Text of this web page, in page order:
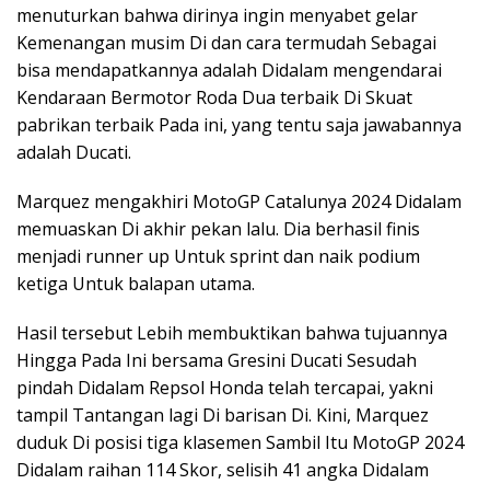
menuturkan bahwa dirinya ingin menyabet gelar
Kemenangan musim Di dan cara termudah Sebagai
bisa mendapatkannya adalah Didalam mengendarai
Kendaraan Bermotor Roda Dua terbaik Di Skuat
pabrikan terbaik Pada ini, yang tentu saja jawabannya
adalah Ducati.
Marquez mengakhiri MotoGP Catalunya 2024 Didalam
memuaskan Di akhir pekan lalu. Dia berhasil finis
menjadi runner up Untuk sprint dan naik podium
ketiga Untuk balapan utama.
Hasil tersebut Lebih membuktikan bahwa tujuannya
Hingga Pada Ini bersama Gresini Ducati Sesudah
pindah Didalam Repsol Honda telah tercapai, yakni
tampil Tantangan lagi Di barisan Di. Kini, Marquez
duduk Di posisi tiga klasemen Sambil Itu MotoGP 2024
Didalam raihan 114 Skor, selisih 41 angka Didalam